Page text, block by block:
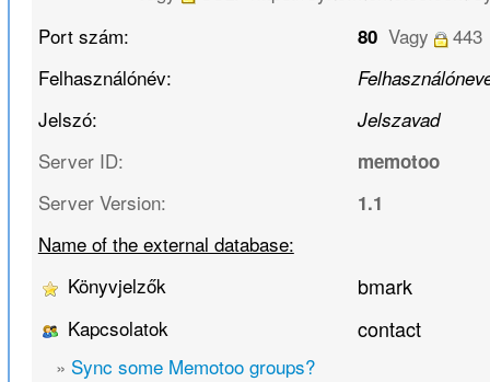
Port szám:
80 Vagy
443
Felhasználónév:
Jelszó: Jelszavad
Server ID: memotoo
Server Version: 1.1
Name of the external database:
Könyvjelzők
bmark
Kapcsolatok contact
» Sync some Memotoo groups?